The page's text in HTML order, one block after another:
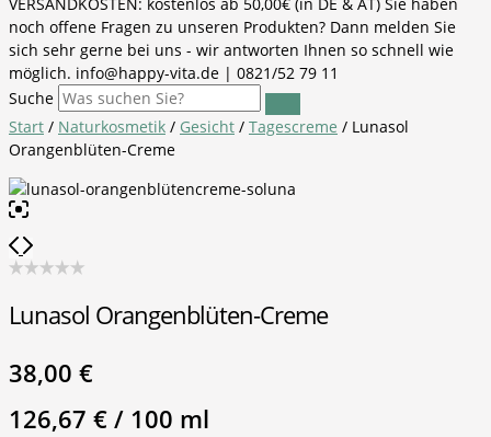
noch offene Fragen zu unseren Produkten? Dann melden Sie
sich sehr gerne bei uns - wir antworten Ihnen so schnell wie
möglich. info@happy-vita.de | 0821/52 79 11
Suche
Start / Naturkosmetik / Gesicht / Tagescreme / Lunasol
Orangenblüten-Creme
Lunasol Orangenblüten-Creme
38,00 €
126,67 € / 100 ml